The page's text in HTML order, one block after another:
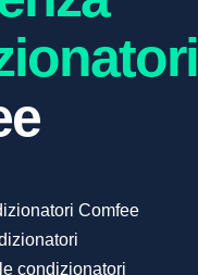
Comfee
condizionatori